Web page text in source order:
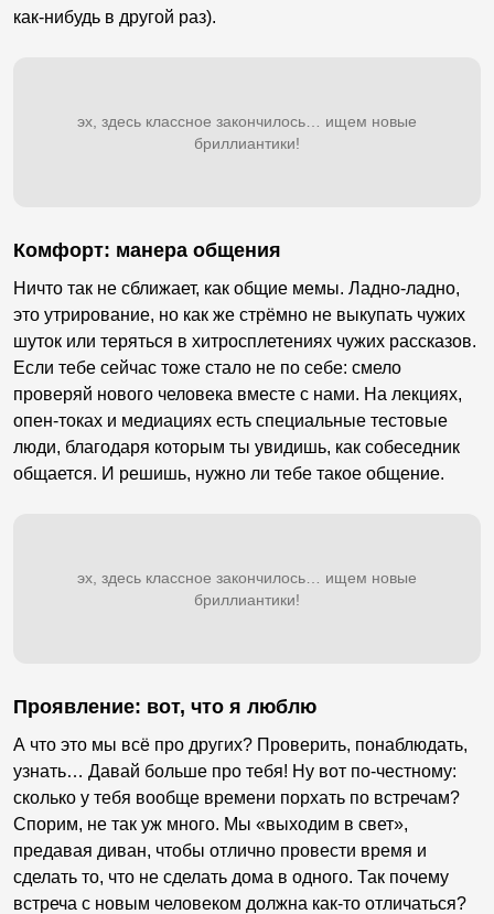
как-нибудь в другой раз).
эх, здесь классное закончилось… ищем новые
бриллиантики!
Комфорт: манера общения
Ничто так не сближает, как общие мемы. Ладно-ладно,
это утрирование, но как же стрёмно не выкупать чужих
шуток или теряться в хитросплетениях чужих рассказов.
Если тебе сейчас тоже стало не по себе: смело
проверяй нового человека вместе с нами. На лекциях,
опен-токах и медиациях есть специальные тестовые
люди, благодаря которым ты увидишь, как собеседник
общается. И решишь, нужно ли тебе такое общение.
эх, здесь классное закончилось… ищем новые
бриллиантики!
Проявление: вот, что я люблю
А что это мы всё про других? Проверить, понаблюдать,
узнать… Давай больше про тебя! Ну вот по-честному:
сколько у тебя вообще времени порхать по встречам?
Спорим, не так уж много. Мы «выходим в свет»,
предавая диван, чтобы отлично провести время и
сделать то, что не сделать дома в одного. Так почему
встреча с новым человеком должна как-то отличаться?